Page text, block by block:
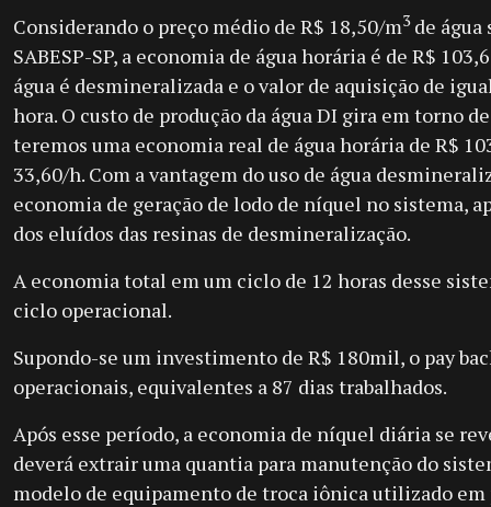
Considerando o preço médio de R$ 18,50/m3de água
SABESP-SP, a economia de água horária é de R$
água é desmineralizada e o valor de aquisição de
hora. O custo de produção da água DI gira em torno
teremos uma economia real de água horária de R$
33,60/h. Com a vantagem do uso de água
economia de geração de lodo de níquel no sistema,
dos eluídos das resinas de desmineralização.
A economia total em um ciclo de 12 horas desse
ciclo operacional.
Supondo-se um investimento de R$ 180mil, o pay
operacionais, equivalentes a 87 dias trabalhados.
Após esse período, a economia de níquel diária se
deverá extrair uma quantia para manutenção do
modelo de equipamento de troca iônica utilizado em